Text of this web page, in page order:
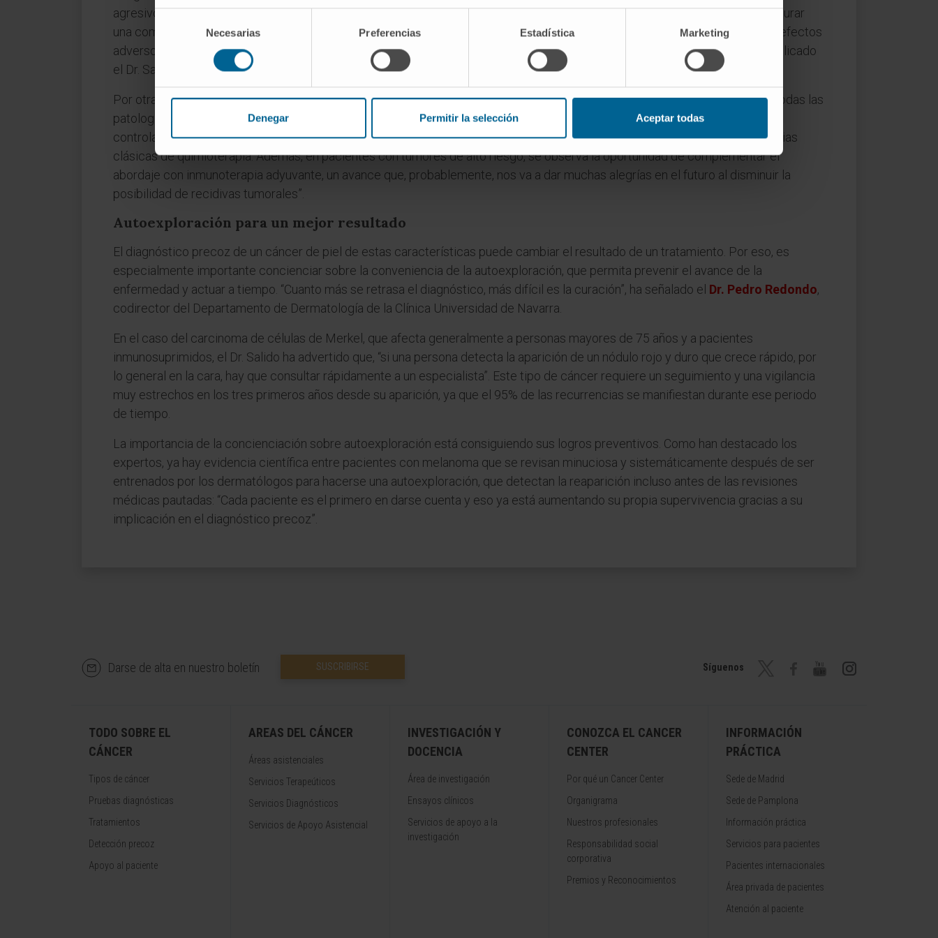
Selección
de
consentimiento
Necesarias Preferencias Estadística Marketing
Denegar Permitir la selección Aceptar todas
agresivos desde un punto de vista quirúrgico, como la realización de cirugía controlada al microscopio que nos permite asegurar
una completa extirpación del tumor con márgenes más ajustados en torno a la lesión y, de esta forma, ahorrar tejido y evitar efectos
adversos para el paciente. La conjunción de cirugía con radioterapia en estos tumores de alto riesgo es fundamental”, ha explicado
el Dr. Salido.
Por otra parte, el uso de inmunoterapia sistémica se visualiza como una revolución terapéutica de manera transversal ante todas las
patologías oncológicas, también en estos tumores cutáneos infrecuentes. “En pacientes con metástasis, donde no se logra
controlar la enfermedad solo con cirugía y radioterapia, la inmunoterapia ha mostrado una respuesta muy superior a las terapias
clásicas de quimioterapia. Además, en pacientes con tumores de alto riesgo, se observa la oportunidad de complementar el
abordaje con inmunoterapia adyuvante, un avance que, probablemente, nos va a dar muchas alegrías en el futuro al disminuir la
posibilidad de recidivas tumorales”.
Autoexploración para un mejor resultado
El diagnóstico precoz de un cáncer de piel de estas características puede cambiar el resultado de un tratamiento. Por eso, es
especialmente importante concienciar sobre la conveniencia de la autoexploración, que permita prevenir el avance de la
enfermedad y actuar a tiempo. “Cuanto más se retrasa el diagnóstico, más difícil es la curación”, ha señalado el Dr. Pedro Redondo,
codirector del Departamento de Dermatología de la Clínica Universidad de Navarra.
En el caso del carcinoma de células de Merkel, que afecta generalmente a personas mayores de 75 años y a pacientes
inmunosuprimidos, el Dr. Salido ha advertido que, “si una persona detecta la aparición de un nódulo rojo y duro que crece rápido, por
lo general en la cara, hay que consultar rápidamente a un especialista”. Este tipo de cáncer requiere un seguimiento y una vigilancia
muy estrechos en los tres primeros años desde su aparición, ya que el 95% de las recurrencias se manifiestan durante ese periodo
de tiempo.
La importancia de la concienciación sobre autoexploración está consiguiendo sus logros preventivos. Como han destacado los
expertos, ya hay evidencia científica entre pacientes con melanoma que se revisan minuciosa y sistemáticamente después de ser
entrenados por los dermatólogos para hacerse una autoexploración, que detectan la reaparición incluso antes de las revisiones
médicas pautadas: “Cada paciente es el primero en darse cuenta y eso ya está aumentando su propia supervivencia gracias a su
implicación en el diagnóstico precoz”.
Darse de alta en nuestro boletín SUSCRIBIRSE Síguenos
TODO SOBRE EL
CÁNCER
Tipos de cáncer
Pruebas diagnósticas
Tratamientos
Detección precoz
Apoyo al paciente
AREAS DEL CÁNCER
Áreas asistenciales
Servicios Terapeúticos
Servicios Diagnósticos
Servicios de Apoyo Asistencial
INVESTIGACIÓN Y
DOCENCIA
Área de investigación
Ensayos clínicos
Servicios de apoyo a la
investigación
CONOZCA EL CANCER
CENTER
Por qué un Cancer Center
Organigrama
Nuestros profesionales
Responsabilidad social
corporativa
Premios y Reconocimientos
INFORMACIÓN
PRÁCTICA
Sede de Madrid
Sede de Pamplona
Información práctica
Servicios para pacientes
Pacientes internacionales
Área privada de pacientes
Atención al paciente